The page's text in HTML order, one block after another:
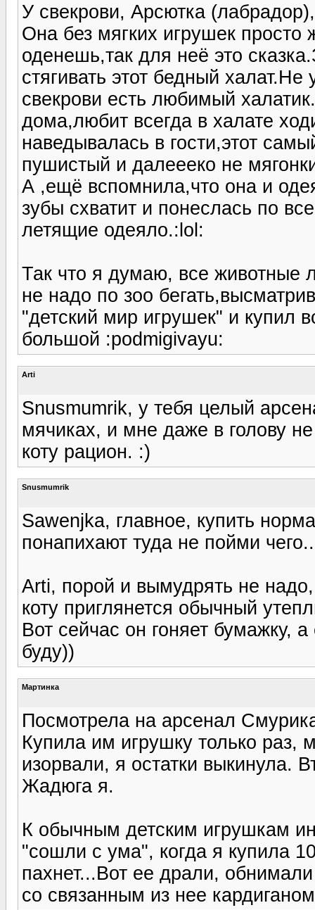
У свекрови, Арсютка
Она без мягких игрушек
оденешь,так для неё это
стягивать этот бедный
свекрови есть любимый
дома,любит всегда в халате
наведывалась в гости,этот
пушистый и далеееко не
А ,ещё вспомнила,что она и
зубы схватит и понеслась по
летящие одеяло.:lol:
Так что я думаю, все животные
не надо по зоо
"детский мир игрушек" и купил
большой :podmigivayu:
Arti
Snusmumrik, у тебя целый
мячиках, и мне даже в голову
коту рацион. :)
Snusmumrik
Sawenjka, главное, купить
понапихают туда не пойми
Arti, порой и вымудрять не
коту приглянется обычный
Вот сейчас он гоняет бумажку,
буду))
Мартинка
Посмотрела на арсенал
Купила им игрушку только
изорвали, я остатки
Жадюга я.
К обычным детским игрушкам
"сошли с ума", когда я купила
пахнет...Вот ее драли,
со связанным из нее